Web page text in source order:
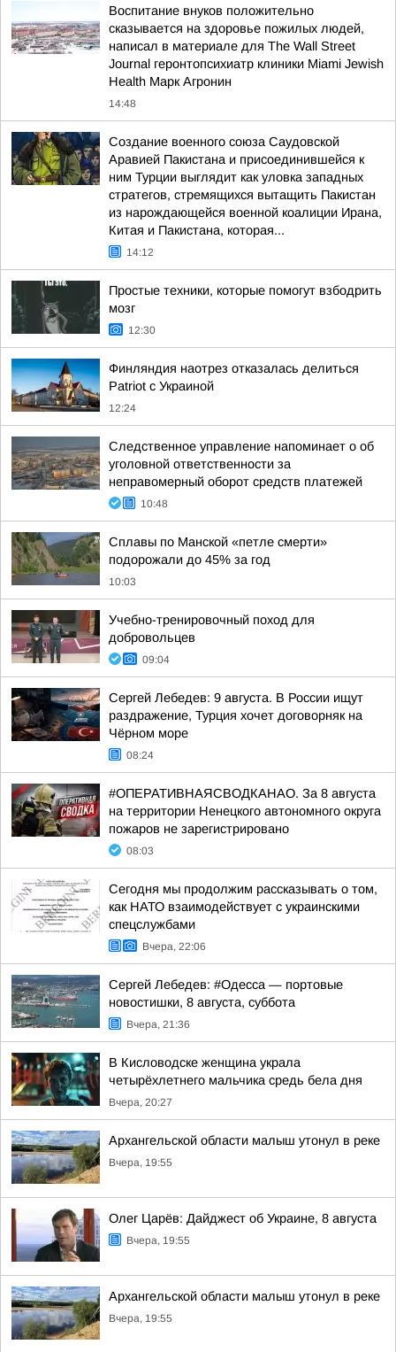
Воспитание внуков положительно
сказывается на здоровье пожилых людей,
написал в материале для The Wall Street
Journal геронтопсихиатр клиники Miami Jewish
Health Марк Агронин
14:48
Создание военного союза Саудовской
Аравией Пакистана и присоединившейся к
ним Турции выглядит как уловка западных
стратегов, стремящихся вытащить Пакистан
из нарождающейся военной коалиции Ирана,
Китая и Пакистана, которая...
14:12
Простые техники, которые помогут взбодрить
мозг
12:30
Финляндия наотрез отказалась делиться
Patriot с Украиной
12:24
Следственное управление напоминает о об
уголовной ответственности за
неправомерный оборот средств платежей
10:48
Сплавы по Манской «петле смерти»
подорожали до 45% за год
10:03
Учебно-тренировочный поход для
добровольцев
09:04
Сергей Лебедев: 9 августа. В России ищут
раздражение, Турция хочет договорняк на
Чёрном море
08:24
#ОПЕРАТИВНАЯСВОДКАНАО. За 8 августа
на территории Ненецкого автономного округа
пожаров не зарегистрировано
08:03
Сегодня мы продолжим рассказывать о том,
как НАТО взаимодействует с украинскими
спецслужбами
Вчера, 22:06
Сергей Лебедев: #Одесса — портовые
новостишки, 8 августа, суббота
Вчера, 21:36
В Кисловодске женщина украла
четырёхлетнего мальчика средь бела дня
Вчера, 20:27
Архангельской области малыш утонул в реке
Вчера, 19:55
Олег Царёв: Дайджест об Украине, 8 августа
Вчера, 19:55
Архангельской области малыш утонул в реке
Вчера, 19:55